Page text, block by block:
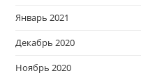
Январь 2021
Декабрь 2020
Ноябрь 2020